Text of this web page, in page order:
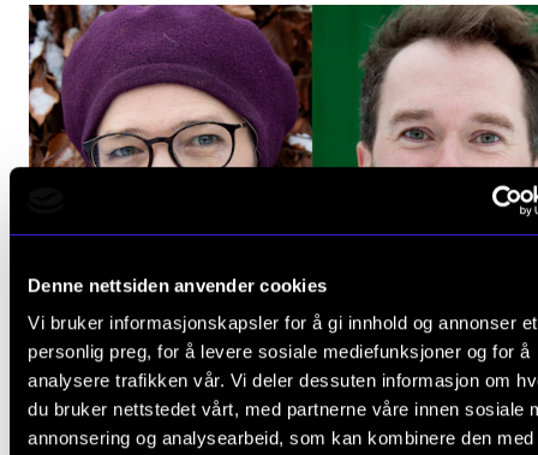
Denne nettsiden anvender cookies
Vi bruker informasjonskapsler for å gi innhold og annonser et
personlig preg, for å levere sosiale mediefunksjoner og for å
analysere trafikken vår. Vi deler dessuten informasjon om
du bruker nettstedet vårt, med partnerne våre innen sosiale
annonsering og analysearbeid, som kan kombinere den med
Konsertopptak
ORGANISASJON
Aktuelle saker
Strategier, planer og rapporter
Hvem gjør hva i administrasjonen